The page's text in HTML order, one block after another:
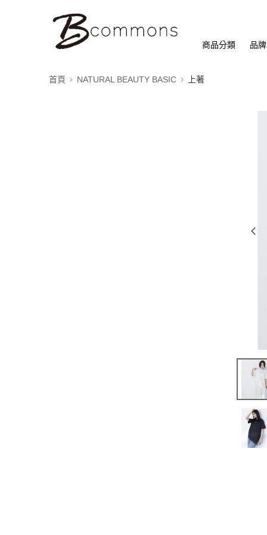
商品分類 品
首頁 NATURAL BEAUTY BASIC 上著